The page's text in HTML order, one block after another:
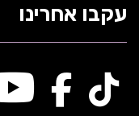
עקבו אחרינו